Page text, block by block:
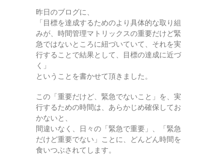
昨日のブログに、
「目標を達成するためのより具体的な取り組
みが、時間管理マトリックスの重要だけど緊
急ではないところに紐づいていて、それを実
行することで結果として、目標の達成に近づ
く」
ということを書かせて頂きました。
この「重要だけど、緊急でないこと」を、実
行するための時間は、あらかじめ確保してお
かないと、
間違いなく、日々の「緊急で重要」、「緊急
だけど重要でない」ことに、どんどん時間を
食いつぶされてします。